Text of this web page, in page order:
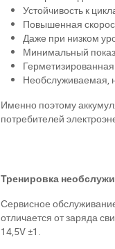
Устойчивость к
Повышенная
Даже при низком
Минимальный
Необслуживаемая,
Именно поэтому
потребителей
Тренировка
Сервисное
отличается от заряда
14,5V±1.